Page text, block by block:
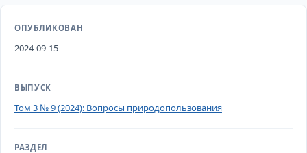
ОПУБЛИКОВАН
2024-09-15
ВЫПУСК
Том 3 № 9 (2024): Вопросы природопользования
РАЗДЕЛ